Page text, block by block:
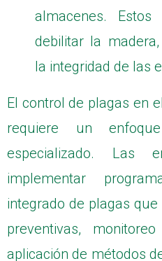
almacenes. Estos
debilitar la
la integridad de las
El control de plagas en
requiere un
especializado. Las
implementar
integrado de plagas
preventivas,
aplicación de métodos